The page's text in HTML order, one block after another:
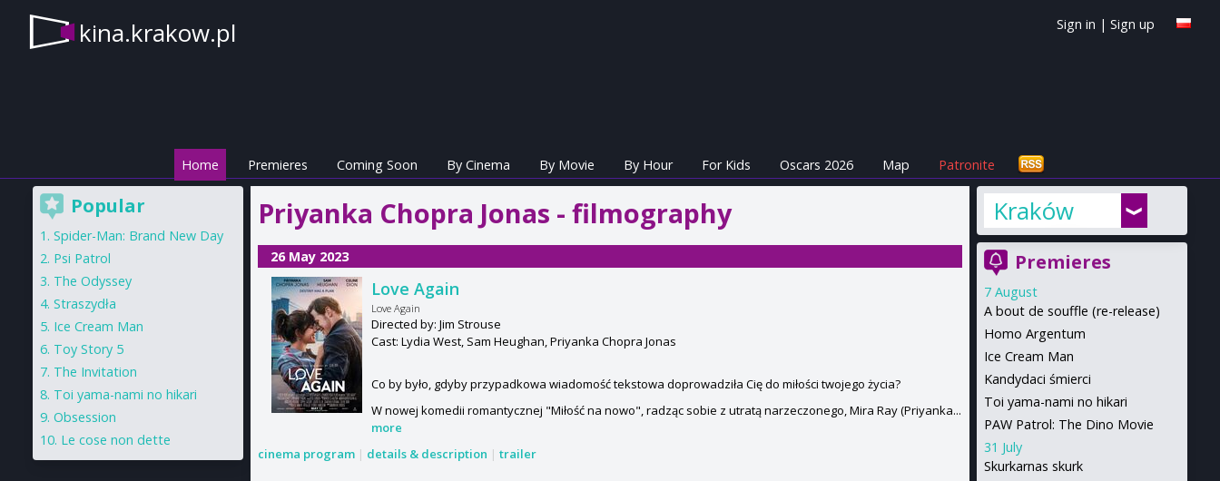
kina.krakow.pl Sign in | Sign up
Home Premieres Coming Soon By Cinema By Movie By Hour For Kids Oscars 2026 Map Patronite
Priyanka Chopra Jonas - filmography
26 May 2023
Love Again
Love Again
Directed by: Jim Strouse
Cast: Lydia West, Sam Heughan, Priyanka Chopra Jonas
Co by było, gdyby przypadkowa wiadomość tekstowa doprowadziła Cię do miłości twojego życia?
W nowej komedii romantycznej "Miłość na nowo", radząc sobie z utratą narzeczonego, Mira Ray (Priyanka...
more
cinema program | details & description | trailer
Kraków
Premieres
7 August
A bout de souffle (re-release)
Homo Argentum
Ice Cream Man
Kandydaci śmierci
Toi yama-nami no hikari
PAW Patrol: The Dino Movie
31 July
Skurkarnas skurk
Popular
Spider-Man: Brand New Day
Psi Patrol
The Odyssey
Straszydła
Ice Cream Man
Toy Story 5
The Invitation
Toi yama-nami no hikari
Obsession
Le cose non dette